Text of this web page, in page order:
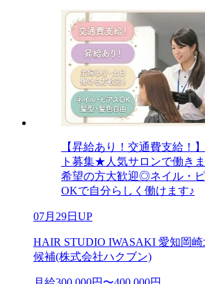
【昇給あり！交通費支給！
ト募集★人気サロンで働き
希望の方大歓迎◎ネイル・
OKで自分らしく働けます♪
07月29日UP
HAIR STUDIO IWASAKI 愛知岡
候補(株式会社ハクブン)